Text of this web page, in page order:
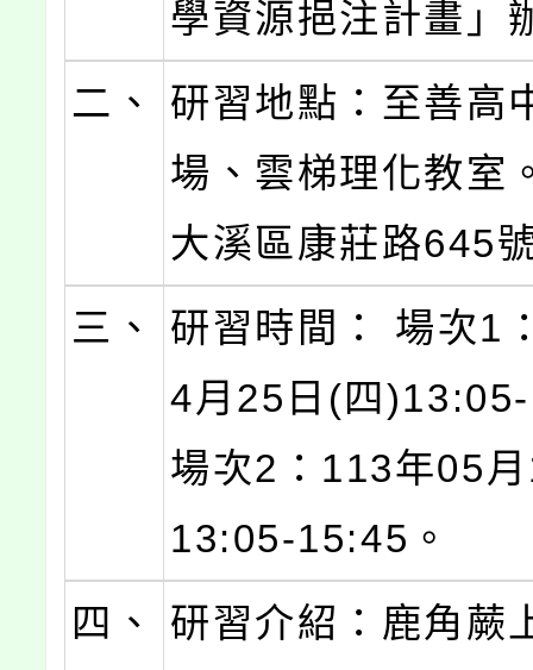
學資源挹注計畫」
二、
研習地點：至善高
場、雲梯理化教室
大溪區康莊路645
三、
研習時間： 場次1
4月25日(四
場次2：113年05
13:05-15:45。
四、
研習介紹：鹿角蕨